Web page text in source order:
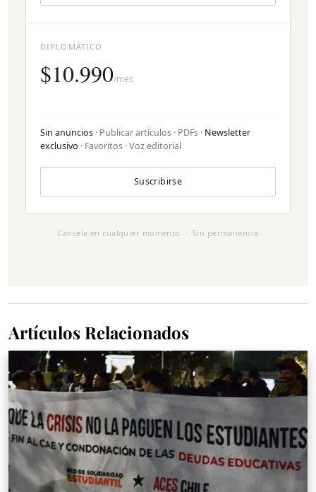
DIPLOMÁTICO
$10.990/mes
Sin anuncios · Publicar artículos · PDFs · Newsletter
exclusivo · Favoritos · Voz editorial
Suscribirse
Cancela en cualquier momento · Sin permanencia
Artículos Relacionados